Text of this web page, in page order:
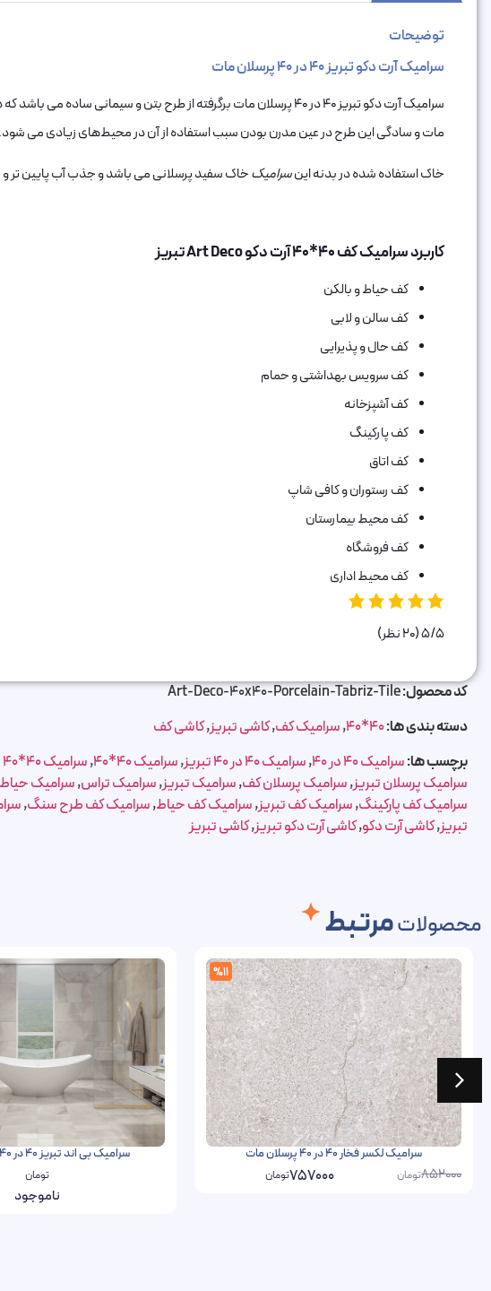
توضیحات
سرامیک آرت دکو تبریز 40 در 40 پرسلان مات
سرامیک آرت دکو تبریز 40 در 40 پرسلان مات برگرفته از طرح بتن
مات و سادگی این طرح در عین مدرن بودن سبب استفاده از آن در محیط‌های زیادی می شود.
خاک استفاده شده در بدنه اینسرامیکخاک سفید پرسلانی می باشد و جذب آب پایین تر و
کاربرد سرامیک کف 40*40 آرت دکو Art Deco تبریز
کف حیاط و بالکن
کف سالن و لابی
کف حال و پذیرایی
کف سرویس بهداشتی و حمام
کف آشپزخانه
کف پارکینگ
کف اتاق‌
کف رستوران و کافی شاپ
کف محیط بیمارستان
کف فروشگاه
کف محیط اداری
5/5(20 نظر)
کد محصول:Art-Deco-40x40-Porcelain-Tabriz-Tile
دسته بندی ها:40*40
,سرامیک کف,کاشی تبریز,کاشی کف
برچسب ها:سرامیک 40 در 40 ,سرامیک 40 در 40 تبریز ,سرامیک 40*40 ,سرامیک 40*40 تبریز
سرامیک پرسلان تبریز,سرامیک پرسلان کف,سرامیک تبریز,سرامیک تراس,سرامیک حیاط
سرامیک کف پارکینگ,سرامیک کف تبریز,سرامیک کف حیاط,سرامیک کف طرح سنگ,
تبریز,کاشی آرت دکو,کاشی آرت دکو تبریز,کاشی تبریز
محصولاتمرتبط
%11
سرامیک لکسر فخار 40 در 40 پرسلان مات
852000تومان 757000تومان
سرامیک بی اند تبریز 40 در 40 پرسلان مات
تومان
ناموجود